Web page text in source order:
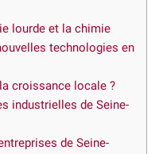
lourde et la chimie
technologies en
croissance locale ?
industrielles de Seine-
de Seine-